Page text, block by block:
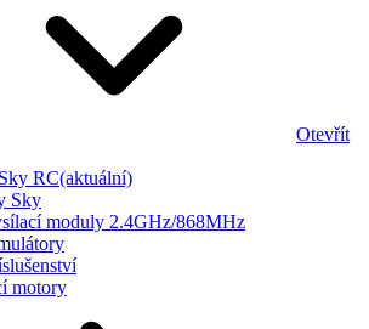
Otevřít
RC(aktuální)
Sky
moduly 2.4GHz/868MHz
motory